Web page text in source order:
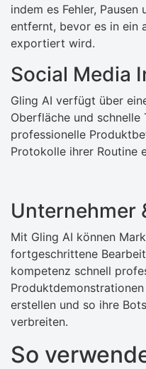
indem es Fehler,
entfernt, bevor es in ein
exportiert wird.
Social Media
Gling AI verfügt über
Oberfläche und schnelle
professionelle
Protokolle ihrer Routine
Unternehmer
Mit Gling AI können
fortgeschrittene
kompetenz schnell
erstellen und so ihre
verbreiten.
So